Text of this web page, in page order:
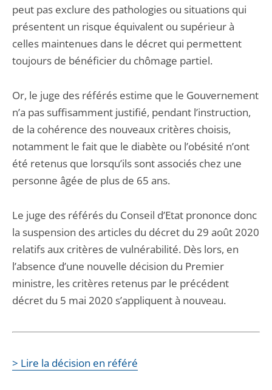
peut pas exclure des pathologies ou situations qui
présentent un risque équivalent ou supérieur à
celles maintenues dans le décret qui permettent
toujours de bénéficier du chômage partiel.
Or, le juge des référés estime que le Gouvernement
n’a pas suffisamment justifié, pendant l’instruction,
de la cohérence des nouveaux critères choisis,
notamment le fait que le diabète ou l’obésité n’ont
été retenus que lorsqu’ils sont associés chez une
personne âgée de plus de 65 ans.
Le juge des référés du Conseil d’Etat prononce donc
la suspension des articles du décret du 29 août 2020
relatifs aux critères de vulnérabilité. Dès lors, en
l’absence d’une nouvelle décision du Premier
ministre, les critères retenus par le précédent
décret du 5 mai 2020 s’appliquent à nouveau.
> Lire la décision en référé